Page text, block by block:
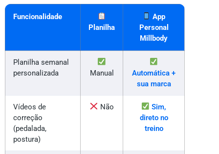
Funcionalidade
Planilha
App
Personal
Millbody
Planilha semanal
personalizada
Manual
Automática +
sua marca
Vídeos de
correção
(pedalada,
postura)
Não
Sim,
direto no
treino